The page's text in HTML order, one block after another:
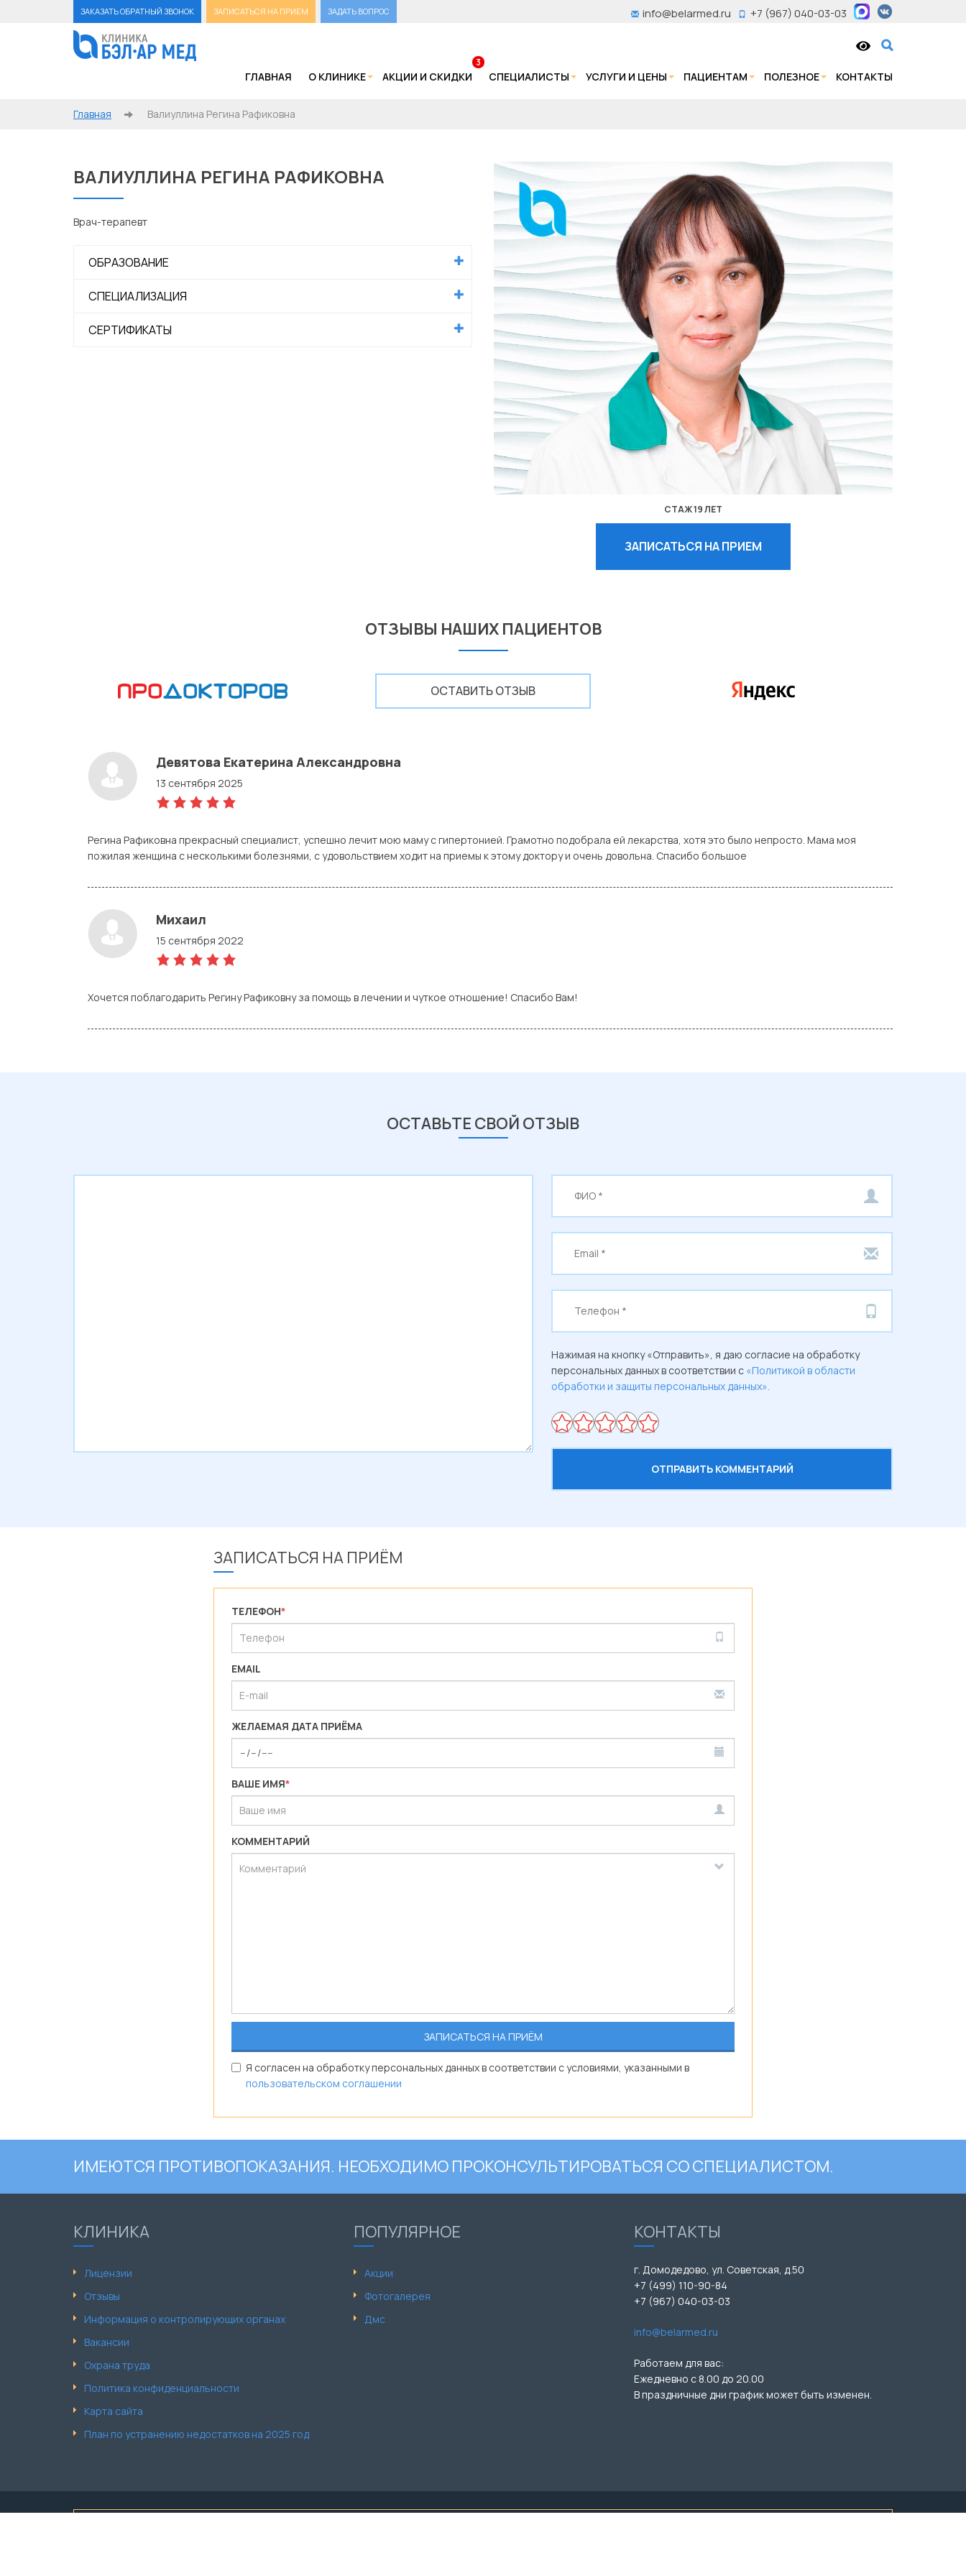
ЗАКАЗАТЬ ОБРАТНЫЙ ЗВОНОК ЗАПИСАТЬСЯ НА ПРИЕМ ЗАДАТЬ ВОПРОС +7 (967) 040-03-03
info@belarmed.ru
ГЛАВНАЯ О КЛИНИКЕ АКЦИИ И СКИДКИ
3
СПЕЦИАЛИСТЫ УСЛУГИ И ЦЕНЫ ПАЦИЕНТАМ ПОЛЕЗНОЕ КОНТАКТЫ
Главная Валиуллина Регина Рафиковна
ВАЛИУЛЛИНА РЕГИНА РАФИКОВНА
Врач-терапевт
ОБРАЗОВАНИЕ
СПЕЦИАЛИЗАЦИЯ
СЕРТИФИКАТЫ
СТАЖ 19 ЛЕТ
ЗАПИСАТЬСЯ НА ПРИЕМ
ОТЗЫВЫ НАШИХ ПАЦИЕНТОВ
ОСТАВИТЬ ОТЗЫВ
Девятова Екатерина Александровна
13 сентября 2025
Регина Рафиковна прекрасный специалист, успешно лечит мою маму с гипертонией. Грамотно подобрала ей лекарства, хотя это было непросто. Мама моя
пожилая женщина с несколькими болезнями, с удовольствием ходит на приемы к этому доктору и очень довольна. Спасибо большое
5,0
Михаил
15 сентября 2022
Хочется поблагодарить Регину Рафиковну за помощь в лечении и чуткое отношение! Спасибо Вам!
5,0
ОСТАВЬТЕ СВОЙ ОТЗЫВ
Нажимая на кнопку «Отправить», я даю согласие на обработку
персональных данных в соответствии с «Политикой в области
обработки и защиты персональных данных».
ЗАПИСАТЬСЯ НА ПРИЁМ
ТЕЛЕФОН*
EMAIL
ЖЕЛАЕМАЯ ДАТА ПРИЁМА
ВАШЕ ИМЯ*
КОММЕНТАРИЙ
Я согласен на обработку персональных данных в соответствии с условиями, указанными в
пользовательском соглашении
ИМЕЮТСЯ ПРОТИВОПОКАЗАНИЯ. НЕОБХОДИМО ПРОКОНСУЛЬТИРОВАТЬСЯ СО СПЕЦИАЛИСТОМ.
КЛИНИКА
Лицензии
Отзывы
Информация о контролирующих органах
Вакансии
Охрана труда
Политика конфиденциальности
Карта сайта
План по устранению недостатков на 2025 год
ПОПУЛЯРНОЕ
Акции
Фотогалерея
Дмс
КОНТАКТЫ
г. Домодедово, ул. Советская, д.50
+7 (499) 110-90-84
+7 (967) 040-03-03
info@belarmed.ru
Работаем для вас:
Ежедневно с 8.00 до 20.00
В праздничные дни график может быть изменен.